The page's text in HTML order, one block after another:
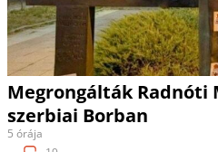
Megrongálták Radnóti
szerbiai Borban
5 órája